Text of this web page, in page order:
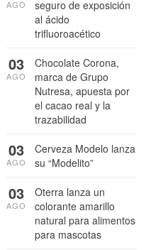
seguro de exposición
al ácido
trifluoroacético
AGO
Chocolate Corona,
marca de Grupo
Nutresa, apuesta por
el cacao real y la
trazabilidad
03
AGO
Cerveza Modelo lanza
su “Modelito”
03
AGO
Oterra lanza un
colorante amarillo
natural para alimentos
para mascotas
03
AGO